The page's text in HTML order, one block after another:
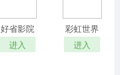
好省影院
进入
彩虹世界
进入